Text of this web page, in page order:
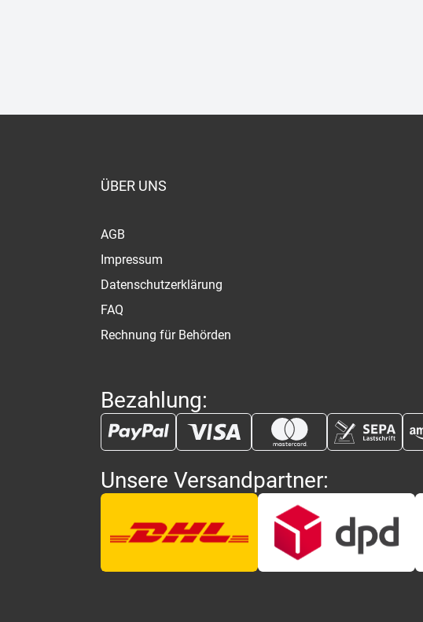
ÜBER UNS
AGB
Impressum
Datenschutzerklärung
FAQ
Rechnung für Behörden
Bezahlung:
Unsere Versandpartner: